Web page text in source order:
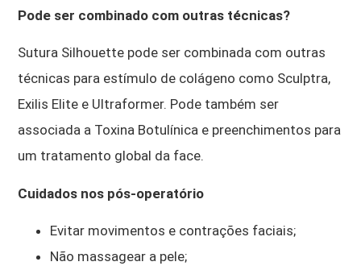
Pode ser combinado com outras técnicas?
Sutura Silhouette pode ser combinada com outras
técnicas para estímulo de colágeno como Sculptra,
Exilis Elite e Ultraformer. Pode também ser
associada a Toxina Botulínica e preenchimentos para
um tratamento global da face.
Cuidados nos pós-operatório
Evitar movimentos e contrações faciais;
Não massagear a pele;